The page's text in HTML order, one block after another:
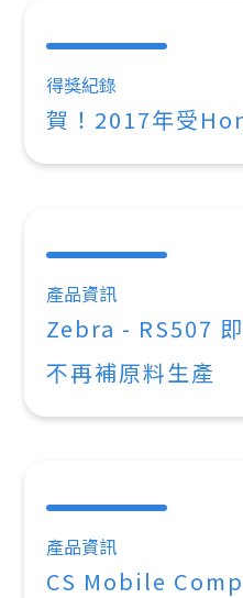
得獎紀錄
賀！2017年受
產品資訊
Zebra - RS507
不再補原料生產
產品資訊
CS Mobile